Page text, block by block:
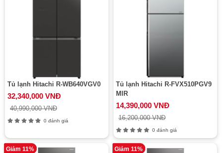
Tủ lạnh Hitachi R-WB640VGV0
32,340,000 VNĐ
40,990,000 VNĐ
0 đánh giá
Tủ lạnh Hitachi R-FVX510PGV9
MIR
14,390,000 VNĐ
16,200,000 VNĐ
0 đánh giá
Giảm 11% Giảm 11%